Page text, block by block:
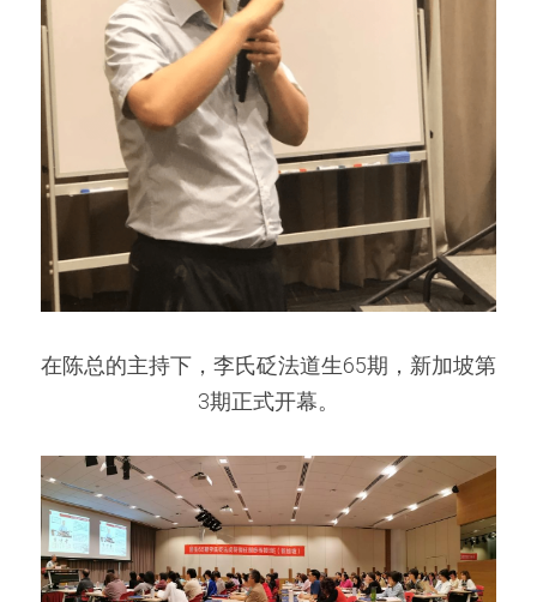
在陈总的主持下，李氏砭法道生65期，新加坡第
3期正式开幕。